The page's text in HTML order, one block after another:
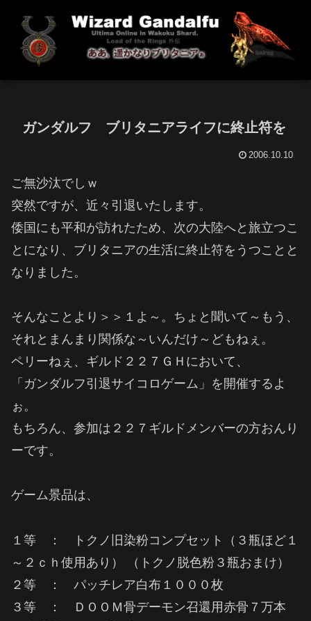
ガンダルフ ブリタニアライフに終止符を
2006.10.10
ご無沙汰でしｗ
突然ですが、近々引退いたします。
倭国にも平和が訪れたため、次の大陸へと旅立つこ
とになり、ブリタニアの生活に終止符をうつことと
なりました。
そんなことより＞＞１よ～。ちょと聞いて～もう、
それとまんまり関係な～いんだけ～どもねぇ。
ペリーねぇ、ギルド２２７ＧＨにおいて、
「ガンダルフ引退サイコロゲーム」を開催するよ
ぉ。
もちろん、参加は２２７ギルドメンバーの方おんり
ーです。
ゲーム景品は、
１等 ： トクノ旧染粉コンプセット（３瓶ほど１
～２ｃｈ使用あり） （トクノ脱色粉３瓶おまけ）
２等 ： パッチレア白布１０００枚
３等 ： ＤＯＯＭ骨デーモン召還用赤骨７万本